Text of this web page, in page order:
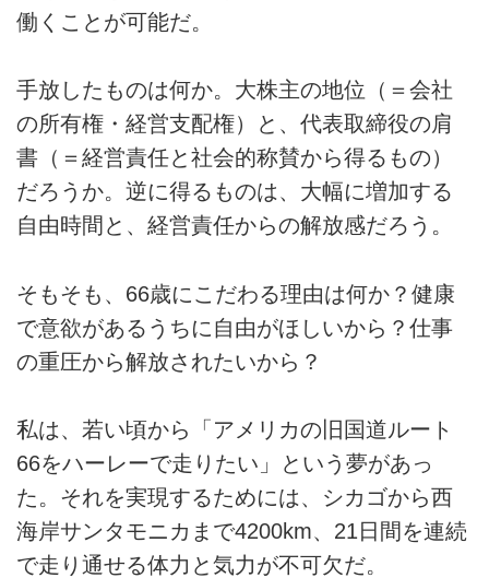
働くことが可能だ。
手放したものは何か。大株主の地位（＝会社
の所有権・経営支配権）と、代表取締役の肩
書（＝経営責任と社会的称賛から得るもの）
だろうか。逆に得るものは、大幅に増加する
自由時間と、経営責任からの解放感だろう。
そもそも、66歳にこだわる理由は何か？健康
で意欲があるうちに自由がほしいから？仕事
の重圧から解放されたいから？
私は、若い頃から「アメリカの旧国道ルート
66をハーレーで走りたい」という夢があっ
た。それを実現するためには、シカゴから西
海岸サンタモニカまで4200km、21日間を連続
で走り通せる体力と気力が不可欠だ。